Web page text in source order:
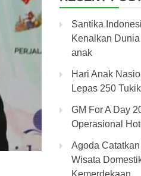
Santika
Kenalkan
anak
Hari Anak
Lepas 250
GM For A Day
Operasional
Agoda
Wisata